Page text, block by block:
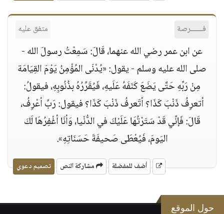
فــــــرصة متفق عليه
عن ابن عمر رضي الله عنهما، قَالَ: سَمِعْتُ رسولَ الله -
صلى الله عليه وسلم - يقول: «يُدْنَى المُؤْمِنُ يَوْمَ القِيَامَة
مِنْ رَبِّهِ حَتَّى يَضَعَ كَنَفَهُ عَلَيهِ، فَيُقَرِّرُهُ بذُنُوبِهِ، فيقولُ:
أتعرِفُ ذَنْبَ كَذَا؟ أتَعرفُ ذَنْبَ كَذَا؟ فيقول: رَبِّ أعْرِفُ،
قَالَ: فَإنِّي قَدْ سَتَرْتُهَا عَلَيْكَ في الدُّنْيا، وَأنَا أغْفِرُهَا لَكَ
اليَومَ، فَيُعْطَى صَحيفَةَ حَسَنَاتِهِ».
أضف للمفضلة مشاركة النص تصميم دعوي
حول الموقع